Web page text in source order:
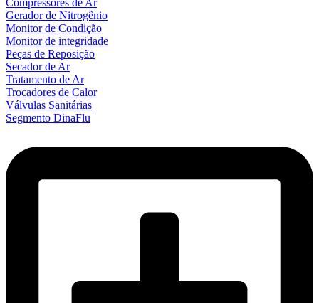
Compressores de Ar
Gerador de Nitrogênio
Monitor de Condição
Monitor de integridade
Peças de Reposição
Secador de Ar
Tratamento de Ar
Trocadores de Calor
Válvulas Sanitárias
Segmento DinaFlu